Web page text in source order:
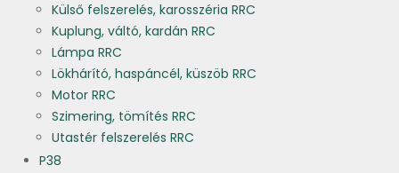
Külső felszerelés, karosszéria RRC
Kuplung, váltó, kardán RRC
Lámpa RRC
Lökhárító, haspáncél, küszöb RRC
Motor RRC
Szimering, tömítés RRC
Utastér felszerelés RRC
P38